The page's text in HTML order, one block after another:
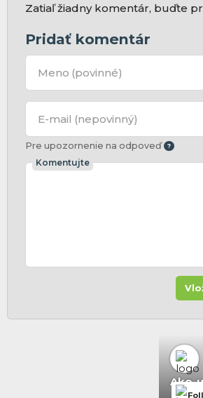
Zatiaľ žiadny komentár, buďte
Pridať komentár
Meno (povinné)
E-mail (nepovinný)
Pre upozornenie na odpoveď
Komentujte
Ako-